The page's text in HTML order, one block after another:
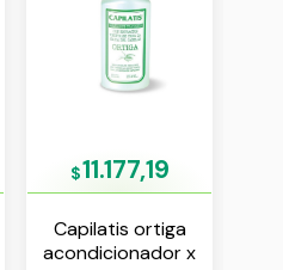
$11.177,19
Capilatis ortiga
acondicionador x